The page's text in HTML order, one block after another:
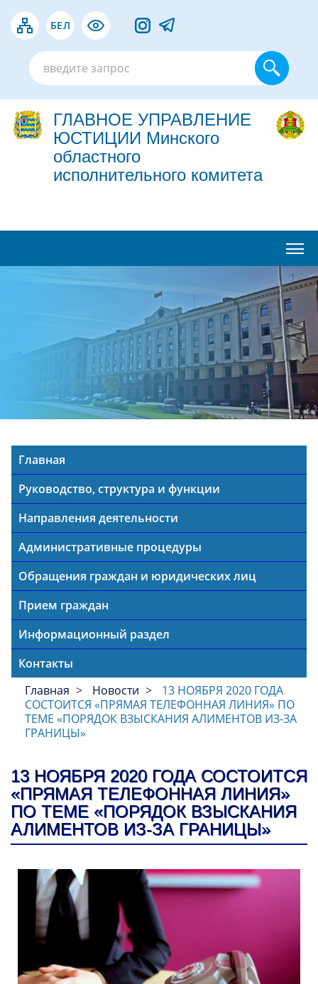
БЕЛ
ГЛАВНОЕ УПРАВЛЕНИЕ
ЮСТИЦИИ Минского
областного
исполнительного комитета
Главная
Руководство, структура и функции
Направления деятельности
Административные процедуры
Обращения граждан и юридических лиц
Прием граждан
Информационный раздел
Контакты
Главная
Новости
13 НОЯБРЯ 2020 ГОДА
СОСТОИТСЯ «ПРЯМАЯ ТЕЛЕФОННАЯ ЛИНИЯ» ПО
ТЕМЕ «ПОРЯДОК ВЗЫСКАНИЯ АЛИМЕНТОВ ИЗ-ЗА
ГРАНИЦЫ»
13 НОЯБРЯ 2020 ГОДА СОСТОИТСЯ
«ПРЯМАЯ ТЕЛЕФОННАЯ ЛИНИЯ»
ПО ТЕМЕ «ПОРЯДОК ВЗЫСКАНИЯ
АЛИМЕНТОВ ИЗ-ЗА ГРАНИЦЫ»